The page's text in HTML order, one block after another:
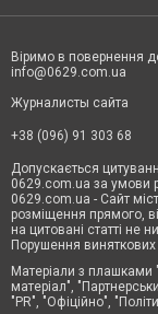
Віримо в повернення
info@0629.com.ua
Журналисты сайта
+38 (096) 91 303 68
Допускається
0629.com.ua за умови
0629.com.ua - Сайт
розміщення прямого,
на цитовані статті не
Порушення
Матеріали з плашками
матеріал",
"PR", "Офіційно",